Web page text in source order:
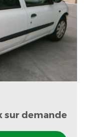
sur demande